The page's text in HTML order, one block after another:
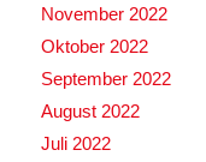
November 2022
Oktober 2022
September 2022
August 2022
Juli 2022